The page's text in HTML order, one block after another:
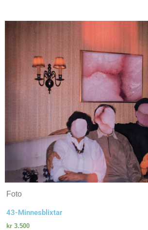
Foto
43-Minnesblixtar
kr3.500